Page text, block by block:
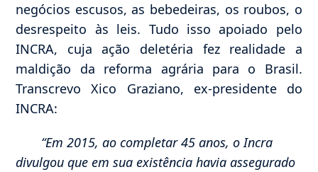
negócios escusos, as bebedeiras, os roubos, o
desrespeito às leis. Tudo isso apoiado pelo
INCRA, cuja ação deletéria fez realidade a
maldição da reforma agrária para o Brasil.
Transcrevo Xico Graziano, ex-presidente do
INCRA:
“Em 2015, ao completar 45 anos, o Incra
divulgou que em sua existência havia assegurado